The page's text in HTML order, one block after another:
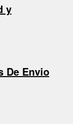
y
De Envio